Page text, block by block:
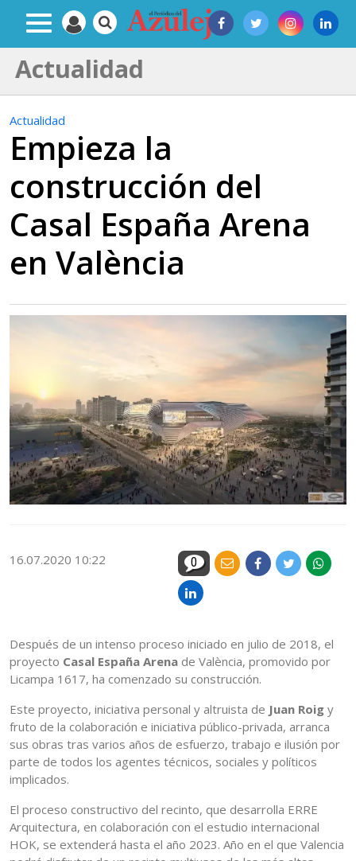
Actualidad
Actualidad
Empieza la
construcción del
Casal España Arena
en València
16.07.2020 10:22 0
Después de un intenso proceso iniciado en julio de 2018, el
proyecto Casal España Arena de València, promovido por
Licampa 1617, ha comenzado su construcción.
Este proyecto, iniciativa personal y altruista de Juan Roig y
fruto de la colaboración e iniciativa público-privada, arranca
sus obras tras varios años de esfuerzo, trabajo e ilusión por
parte de todos los agentes técnicos, sociales y políticos
implicados.
El proceso constructivo del recinto, que desarrolla ERRE
Arquitectura, en colaboración con el estudio internacional
HOK, se extenderá hasta el año 2023. Año en el que Valencia